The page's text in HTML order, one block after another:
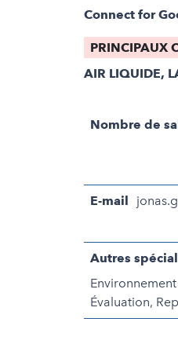
Connect for
PRINCIPAUX
AIR LIQUIDE,
Nombre de
E-mail
Autres
Évaluation,